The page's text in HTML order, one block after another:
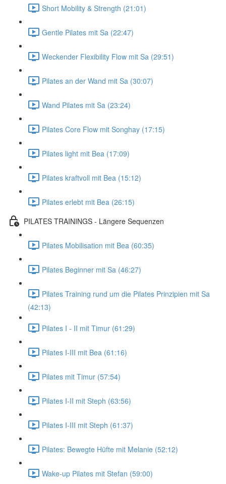
Short Mobility & Strength (21:01)
Gentle Pilates mit Sa (22:47)
Weckender Flexibility Flow mit Sa (29:51)
Pilates an der Wand mit Sa (30:07)
Wand Pilates mit Sa (23:24)
Pilates Core Flow mit Songhay (17:15)
Pilates light mit Bea (17:09)
Pilates kraftvoll mit Bea (15:12)
Pilates erlebt mit Bea (26:15)
PILATES TRAININGS - Längere Sequenzen
Pilates Mobilisation mit Bea (60:35)
Pilates Beginner mit Sa (46:27)
Pilates Training rund um die Pilates Prinzipien mit Sa
(42:13)
Pilates I - II mit Timur (61:29)
Pilates I-III mit Bea (61:16)
Pilates mit Timur (57:54)
Pilates I-II mit Steph (63:56)
Pilates I-III mit Steph (61:37)
Pilates: Bewegte Hüfte mit Melanie (52:12)
Wake-up Pilates mit Stefan (59:00)